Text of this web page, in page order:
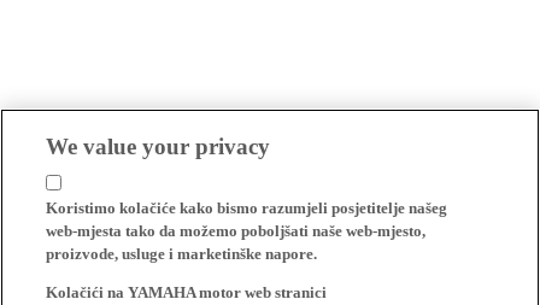
We value your privacy
Koristimo kolačiće kako bismo razumjeli posjetitelje našeg
web-mjesta tako da možemo poboljšati naše web-mjesto,
proizvode, usluge i marketinške napore.
Kolačići na YAMAHA motor web stranici